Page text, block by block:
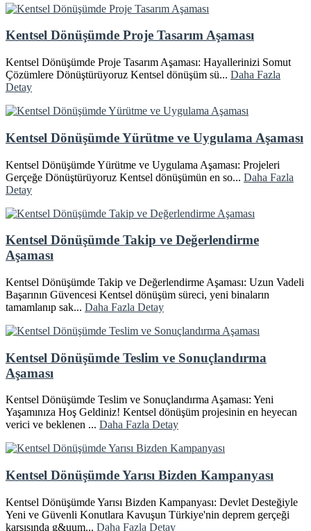
Kentsel Dönüşümde Proje Tasarım Aşaması
Kentsel Dönüşümde Proje Tasarım Aşaması: Hayallerinizi Somut
Çözümlere Dönüştürüyoruz Kentsel dönüşüm sü... Daha Fazla
Detay
Kentsel Dönüşümde Yürütme ve Uygulama Aşaması
Kentsel Dönüşümde Yürütme ve Uygulama Aşaması: Projeleri
Gerçeğe Dönüştürüyoruz Kentsel dönüşümün en so... Daha Fazla
Detay
Kentsel Dönüşümde Takip ve Değerlendirme
Aşaması
Kentsel Dönüşümde Takip ve Değerlendirme Aşaması: Uzun Vadeli
Başarının Güvencesi Kentsel dönüşüm süreci, yeni binaların
tamamlanıp sak... Daha Fazla Detay
Kentsel Dönüşümde Teslim ve Sonuçlandırma
Aşaması
Kentsel Dönüşümde Teslim ve Sonuçlandırma Aşaması: Yeni
Yaşamınıza Hoş Geldiniz! Kentsel dönüşüm projesinin en heyecan
verici ve beklenen ... Daha Fazla Detay
Kentsel Dönüşümde Yarısı Bizden Kampanyası
Kentsel Dönüşümde Yarısı Bizden Kampanyası: Devlet Desteğiyle
Yeni ve Güvenli Konutlara Kavuşun Türkiye'nin deprem gerçeği
karşısında g&uum... Daha Fazla Detay